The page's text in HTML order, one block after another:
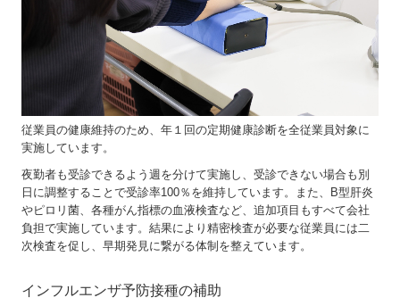
従業員の健康維持のため、年１回の定期健康診断を全従業員対象に
実施しています。
夜勤者も受診できるよう週を分けて実施し、受診できない場合も別
日に調整することで受診率100％を維持しています。また、B型肝炎
やピロリ菌、各種がん指標の血液検査など、追加項目もすべて会社
負担で実施しています。結果により精密検査が必要な従業員には二
次検査を促し、早期発見に繋がる体制を整えています。
インフルエンザ予防接種の補助